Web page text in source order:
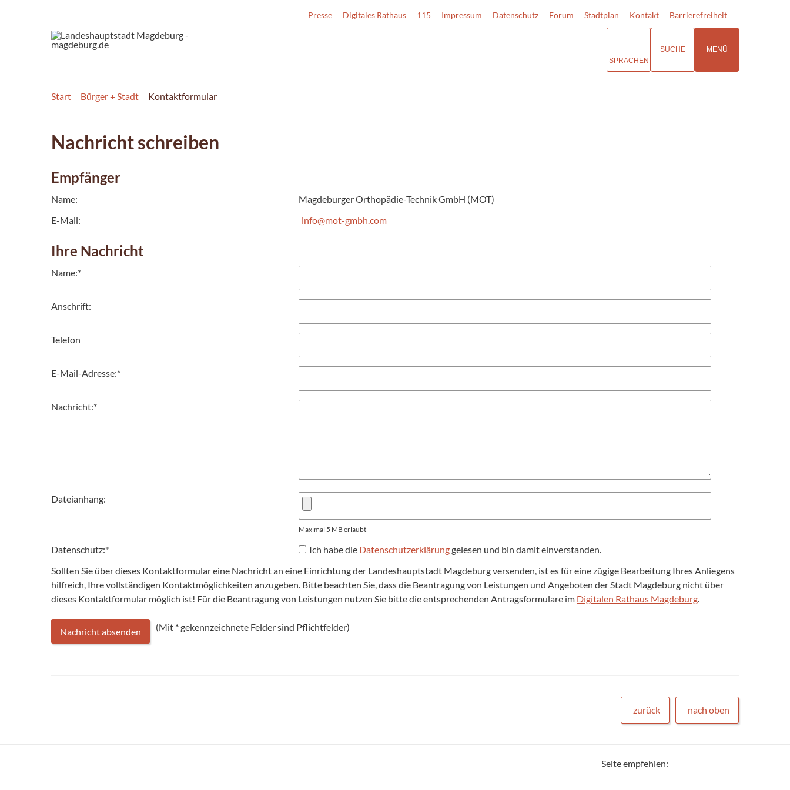
Presse Digitales Rathaus 115 Impressum Datenschutz Forum Stadtplan Kontakt Barrierefreiheit
SPRACHEN
SUCHE MENÜ
Start Bürger + Stadt Kontaktformular
Nachricht schreiben
Empfänger
Name:
Magdeburger Orthopädie-Technik GmbH (MOT)
E-Mail:
info@mot-gmbh.com
Ihre Nachricht
Name:*
Anschrift:
Telefon
E-Mail-Adresse:*
Nachricht:*
Dateianhang:
Maximal 5 MB erlaubt
Datenschutz:* Ich habe die Datenschutzerklärunggelesen und bin damit einverstanden.
Sollten Sie über dieses Kontaktformular eine Nachricht an eine Einrichtung der Landeshauptstadt Magdeburg versenden, ist es für eine zügige Bearbeitung Ihres Anliegens
hilfreich, Ihre vollständigen Kontaktmöglichkeiten anzugeben. Bitte beachten Sie, dass die Beantragung von Leistungen und Angeboten der Stadt Magdeburg nicht über
dieses Kontaktformular möglich ist! Für die Beantragung von Leistungen nutzen Sie bitte die entsprechenden Antragsformulare im Digitalen Rathaus Magdeburg
(Mit *gekennzeichnete Felder sind Pflichtfelder)
zurück nach oben
Seite empfehlen: